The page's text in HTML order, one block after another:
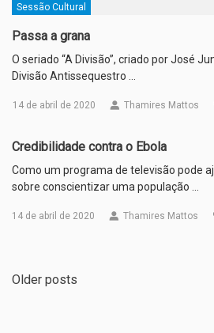
Sessão Cultural
Passa a grana
O seriado “A Divisão”, criado por José
Divisão Antissequestro …
14 de abril de 2020 Thamires Mattos
Credibilidade contra o Ebola
Como um programa de televisão pode
sobre conscientizar uma população …
14 de abril de 2020 Thamires Mattos
Older posts